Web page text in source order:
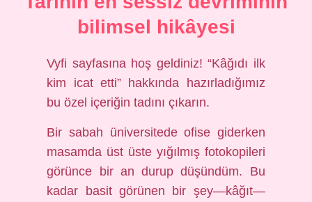
bilimsel hikâyesi
Vyfi sayfasına hoş geldiniz! “Kâğıdı ilk
kim icat etti” hakkında hazırladığımız
bu özel içeriğin tadını çıkarın.
Bir sabah üniversitede ofise giderken
masamda üst üste yığılmış fotokopileri
görünce bir an durup düşündüm. Bu
kadar basit görünen bir şey—kâğıt—